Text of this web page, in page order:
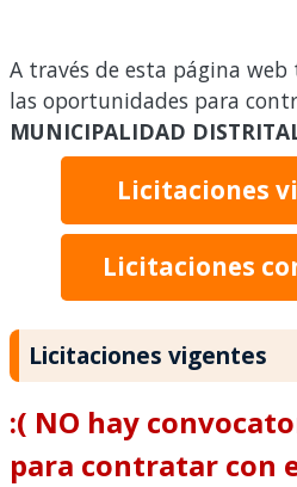
A través de esta página
las oportunidades para
MUNICIPALIDAD
Licitaciones
Licitaciones
Licitaciones vigentes
:( NO hay
para contratar con